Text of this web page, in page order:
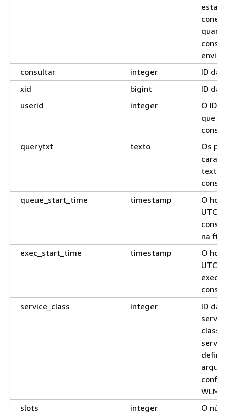
estava
consultar
integer
ID da
xid
bigint
ID da
userid
integer
O ID
que
querytxt
texto
Os
texto
queue_start_time
timestamp
O
UTC)
na fila
exec_start_time
timestamp
O
UTC)
service_class
integer
ID da
WLM.
slots
integer O